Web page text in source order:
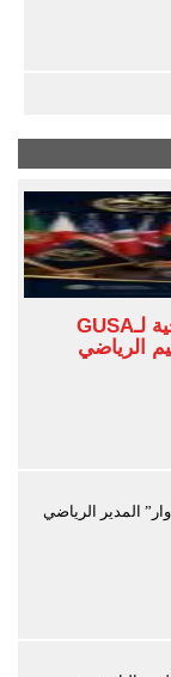
د. عمرو سليمان يعتمد الخطة الاستراتيجية لـGUSA
المدير الرياضي